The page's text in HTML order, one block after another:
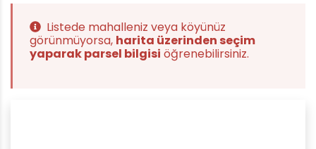
Listede mahalleniz veya köyünüz
görünmüyorsa, harita üzerinden seçim
yaparak parsel bilgisi öğrenebilirsiniz.